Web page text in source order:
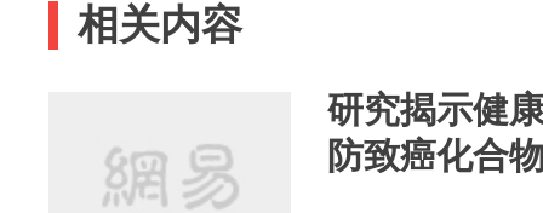
相关内容
研究揭示健
防致癌化合